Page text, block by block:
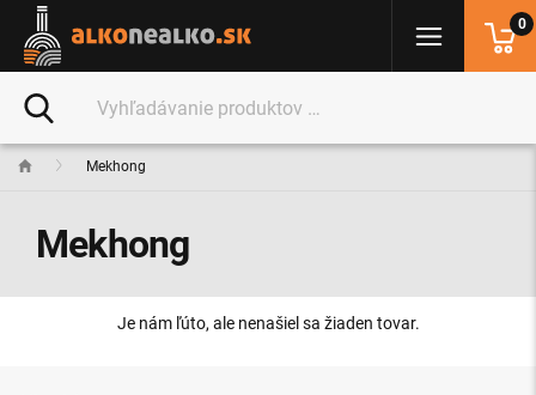
Mekhong
Mekhong
Je nám ľúto, ale nenašiel sa žiaden tovar.
0